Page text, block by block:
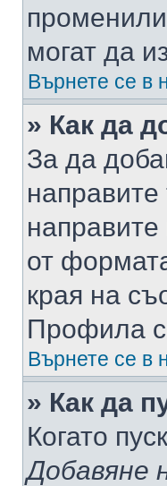
могат да
Върнете се в
» Как да
За да
от
края на
Профила
Върнете се в
» Как да
Когато
Добавяне